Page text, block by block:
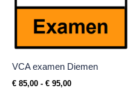
VCA examen Diemen
€ 85,00 - € 95,00